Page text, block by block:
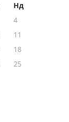
Нд
4
11
18
25